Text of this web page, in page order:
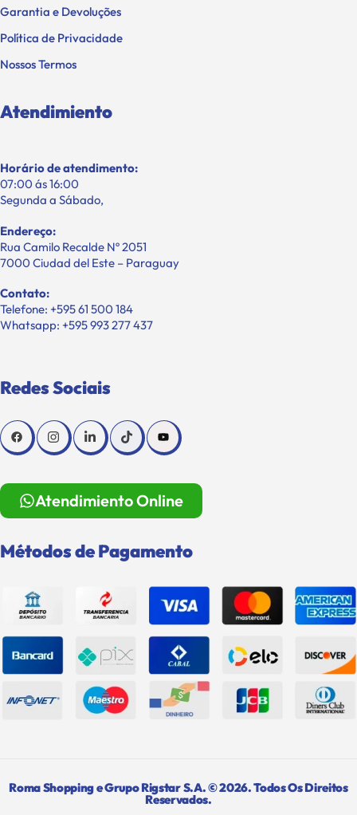
Garantia e Devoluções
Política de Privacidade
Nossos Termos
Atendimiento
Horário de atendimento:
07:00 ás 16:00
Segunda a Sábado,
Endereço:
Rua Camilo Recalde Nº 2051
7000 Ciudad del Este – Paraguay
Contato:
Telefone: +595 61 500 184
Whatsapp: +595 993 277 437
Redes Sociais
Atendimiento Online
Métodos de Pagamento
Roma Shopping e Grupo Rigstar S.A. © 2026. Todos Os Direitos
Reservados.